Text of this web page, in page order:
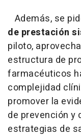
Además, se
de prestación
piloto,
estructura de
farmacéuticos
complejidad
promover la
de prevención y
estrategias de